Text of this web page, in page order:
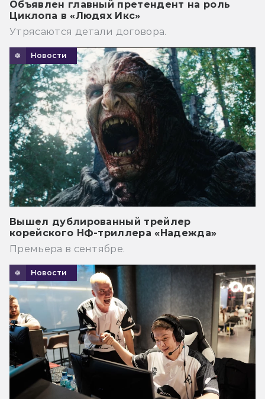
Объявлен главный претендент на роль
Циклопа в «Людях Икс»
Утрясаются детали договора.
Новости
Вышел дублированный трейлер
корейского НФ-триллера «Надежда»
Премьера в сентябре.
Новости